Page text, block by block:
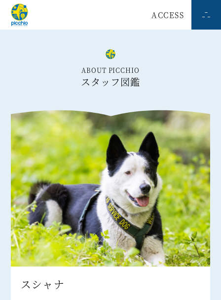
ACCESS
ABOUT PICCHIO
スタッフ図鑑
スシャナ